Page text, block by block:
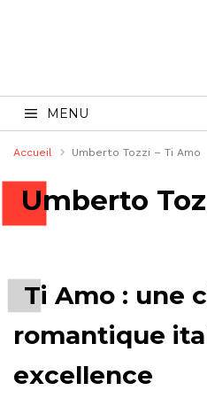
MENU
Accueil Umberto Tozzi – Ti Amo
Umberto
Ti Amo : une
romantique
excellence